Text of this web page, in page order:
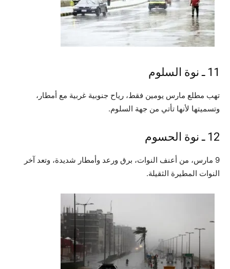
11 ـ نوة السلوم
تهب مطلع مارس يومين فقط، رياح جنوبية غربية مع أمطار،
وتسميتها لأنها تأتي من جهة السلوم.
12 ـ نوة الحسوم
9 مارس، من أعنف النوات، برق ورعد وأمطار شديدة، وتعد آخر
النوات المطيرة الثقيلة.